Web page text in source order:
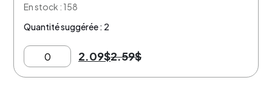
En stock : 158
Quantité suggérée : 2
2.09$2.59$